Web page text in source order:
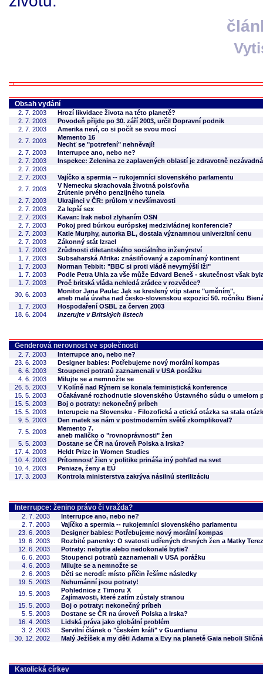
Obsah vydání
2. 7. 2003
Hrozí likvidace života na této planetě?
2. 7. 2003
Povodeň přijde po 30. září 2003, určil Dopravní podnik
2. 7. 2003
Amerika neví, co si počít se svou mocí
2. 7. 2003
Memento 16
Nechť se "potrefení" nehněvají!
2. 7. 2003
Interrupce ano, nebo ne?
2. 7. 2003
Inspekce: Zelenina ze zaplavených oblastí je zdravotně nezávadná
2. 7. 2003
2. 7. 2003
Vajíčko a spermia -- rukojemníci slovenského parlamentu
2. 7. 2003
V Nemecku skrachovala životná poisťovňa
Zrútenie prvého penzijného tunela
2. 7. 2003
Ukrajinci v ČR: průlom v nevšímavosti
2. 7. 2003
Za lepší sex
2. 7. 2003
Kavan: Irak nebol zlyhaním OSN
2. 7. 2003
Pokoj pred búrkou európskej medzivládnej konferencie?
2. 7. 2003
Katie Murphy, autorka BL, dostala významnou univerzitní cenu
2. 7. 2003
Zákonný stát Izrael
1. 7. 2003
Zrůdnosti diletantského sociálního inženýrství
1. 7. 2003
Subsaharská Afrika: znásilňovaný a zapomínaný kontinent
1. 7. 2003
Norman Tebbit: "BBC si proti vládě nevymýšlí lži"
1. 7. 2003
Podle Petra Uhla za vše může Edvard Beneš - skutečnost však
1. 7. 2003
Proč britská vláda nehledá zrádce v rozvědce?
30. 6. 2003
Monitor Jana Paula: Jak se kreslený vtip stane "uměním",
aneb malá úvaha nad česko-slovenskou expozicí 50. ročníku
1. 7. 2003
Hospodaření OSBL za červen 2003
18. 6. 2004
Inzerujte v Britských listech
Genderová nerovnost ve společnosti
2. 7. 2003
Interrupce ano, nebo ne?
23. 6. 2003
Designer babies: Potřebujeme nový morální kompas
6. 6. 2003
Stoupenci potratů zaznamenali v USA porážku
4. 6. 2003
Milujte se a nemnožte se
26. 5. 2003
V Kolíně nad Rýnem se konala feministická konference
15. 5. 2003
Očakávané rozhodnutie slovenského Ústavného súdu o umelom
15. 5. 2003
Boj o potraty: nekonečný príbeh
15. 5. 2003
Interupcie na Slovensku - Filozofická a etická otázka sa stala
9. 5. 2003
Den matek se nám v postmoderním světě zkomplikoval?
7. 5. 2003
Memento 7.
aneb maličko o "rovnoprávnosti" žen
5. 5. 2003
Dostane se ČR na úroveň Polska a Irska?
17. 4. 2003
Heldt Prize in Women Studies
10. 4. 2003
Prítomnosť žien v politike prináša iný pohľad na svet
10. 4. 2003
Peniaze, ženy a EÚ
17. 3. 2003
Kontrola ministerstva zakrýva násilnú sterilizáciu
Interrupce: ženino právo či vražda?
2. 7. 2003
Interrupce ano, nebo ne?
2. 7. 2003
Vajíčko a spermia -- rukojemníci slovenského parlamentu
23. 6. 2003
Designer babies: Potřebujeme nový morální kompas
19. 6. 2003
Rozbité panenky: O svatosti udřených drsných žen a Matky
12. 6. 2003
Potraty: nebytie alebo nedokonalé bytie?
6. 6. 2003
Stoupenci potratů zaznamenali v USA porážku
4. 6. 2003
Milujte se a nemnožte se
2. 6. 2003
Děti se nerodí: místo příčin řešíme následky
19. 5. 2003
Nehumánní jsou potraty!
19. 5. 2003
Pohlednice z Timoru X
Zajímavosti, které zatím zůstaly stranou
15. 5. 2003
Boj o potraty: nekonečný príbeh
5. 5. 2003
Dostane se ČR na úroveň Polska a Irska?
16. 4. 2003
Lidská práva jako globální problém
3. 2. 2003
Servilní článek o "českém králi" v Guardianu
30. 12. 2002
Malý Ježíšek a my děti Adama a Evy na planetě Gaia neboli Sličná
Katolická církev